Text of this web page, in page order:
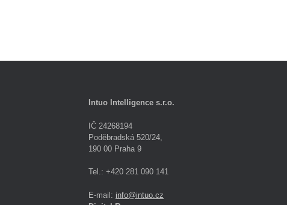
Intuo Intelligence s.r.o.
IČ 24268194
Poděbradská 520/24,
190 00 Praha 9
Tel.: +420 281 090 141
E-mail: info@intuo.cz